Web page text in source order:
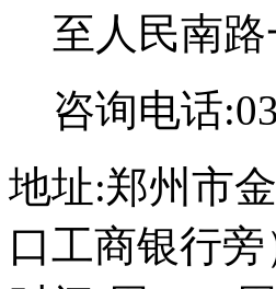
至人民南
咨询电话
地址:郑州市
口工商银行